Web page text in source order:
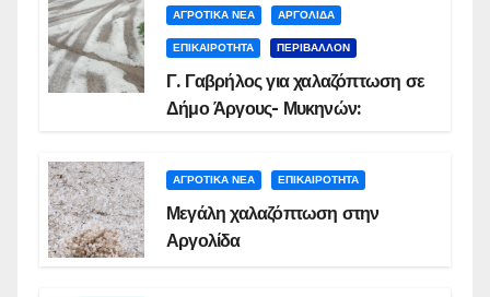
ΑΓΡΟΤΙΚΑ ΝΕΑ ΑΡΓΟΛΙΔΑ
ΕΠΙΚΑΙΡΟΤΗΤΑ ΠΕΡΙΒΑΛΛΟΝ
Γ. Γαβρήλος για χαλαζόπτωση σε
Δήμο Άργους- Μυκηνών:
ΑΓΡΟΤΙΚΑ ΝΕΑ ΕΠΙΚΑΙΡΟΤΗΤΑ
Μεγάλη χαλαζόπτωση στην
Αργολίδα